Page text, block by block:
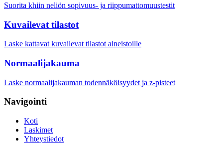
Suorita khiin neliön sopivuus- ja riippumattomuustestit
Kuvailevat tilastot
Laske kattavat kuvailevat tilastot aineistoille
Normaalijakauma
Laske normaalijakauman todennäköisyydet ja z-pisteet
Navigointi
Koti
Laskimet
Yhteystiedot